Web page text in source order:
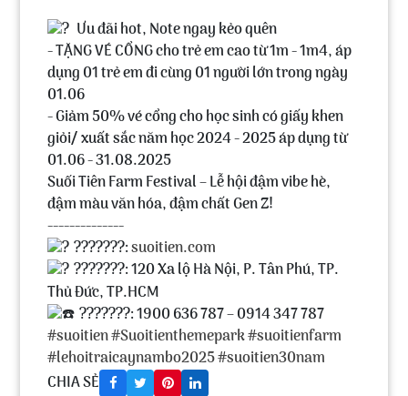
Ưu đãi hot, Note ngay kẻo quên
- TẶNG VÉ CỔNG cho trẻ em cao từ 1m - 1m4, áp
dụng 01 trẻ em đi cùng 01 người lớn trong ngày
01.06
- Giảm 50% vé cổng cho học sinh có giấy khen
giỏi/ xuất sắc năm học 2024 - 2025 áp dụng từ
01.06 - 31.08.2025
Suối Tiên Farm Festival – Lễ hội đậm vibe hè,
đậm màu văn hóa, đậm chất Gen Z!
--------------
???????:suoitien.com
???????: 120 Xa lộ Hà Nội, P. Tân Phú, TP.
Thủ Đức, TP.HCM
???????: 1900 636 787 – 0914 347 787
#suoitien#Suoitienthemepark#suoitienfarm
#lehoitraicaynambo2025#suoitien30nam
CHIA SẺ